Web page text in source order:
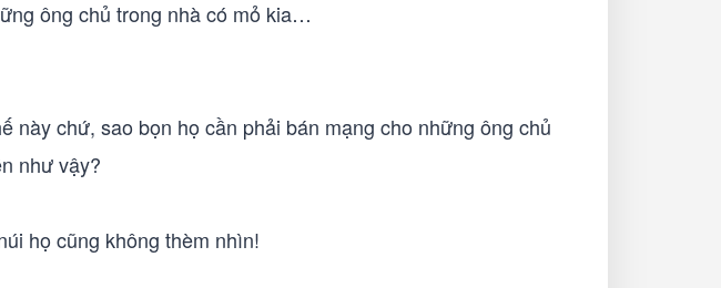
ông chủ trong nhà có mỏ kia…
chứ, sao bọn họ cần phải bán mạng cho những ông chủ
như vậy?
họ cũng không thèm nhìn!